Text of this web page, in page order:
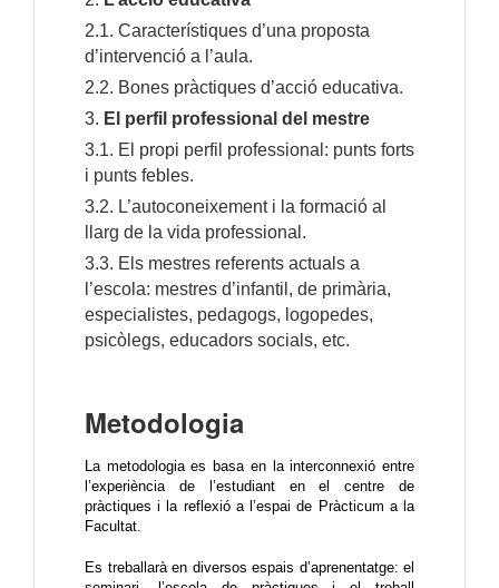
2.1. Característiques d’una proposta
d’intervenció a l’aula.
2.2. Bones pràctiques d’acció educativa.
3. El perfil professional del mestre
3.1. El propi perfil professional: punts forts
i punts febles.
3.2. L’autoconeixement i la formació al
llarg de la vida professional.
3.3. Els mestres referents actuals a
l’escola: mestres d’infantil, de primària,
especialistes, pedagogs, logopedes,
psicòlegs, educadors socials, etc.
Metodologia
La metodologia es basa en la interconnexió entre
l’experiència de l’estudiant en el centre de
pràctiques i la reflexió a l’espai de Pràcticum a la
Facultat.
Es treballarà en diversos espais d’aprenentatge: el